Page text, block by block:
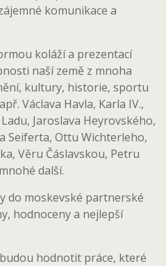
komunikace a
koláží a prezentací
naší země z mnoha
kultury, historie, sportu
Václava Havla, Karla IV.,
Jaroslava Heyrovského,
Seiferta, Ottu Wichterleho,
Věru Čáslavskou, Petru
další.
do moskevské partnerské
hodnoceny a nejlepší
hodnotit práce, které